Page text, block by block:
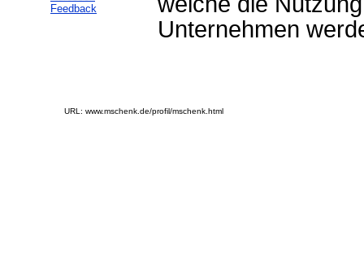
Feedback
Unternehmen
URL: www.mschenk.de/profil/mschenk.html